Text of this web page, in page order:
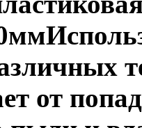
от